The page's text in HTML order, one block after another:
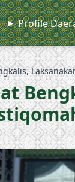
Profile